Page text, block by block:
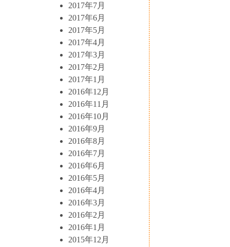
2017年7月
2017年6月
2017年5月
2017年4月
2017年3月
2017年2月
2017年1月
2016年12月
2016年11月
2016年10月
2016年9月
2016年8月
2016年7月
2016年6月
2016年5月
2016年4月
2016年3月
2016年2月
2016年1月
2015年12月